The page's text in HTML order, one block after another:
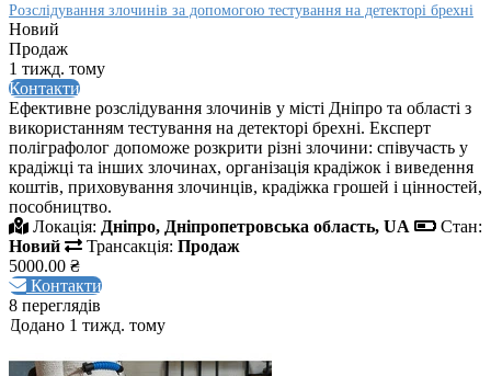
Розслідування злочинів за допомогою тестування на детекторі брехні
Новий
Продаж
1 тижд. тому
Контакти
Ефективне розслідування злочинів у місті Дніпро та області з
використанням тестування на детекторі брехні. Експерт
поліграфолог допоможе розкрити різні злочини: співучасть у
крадіжці та інших злочинах, організація крадіжок і виведення
коштів, приховування злочинців, крадіжка грошей і цінностей,
пособництво.
Локація: Дніпро, Дніпропетровська область, UA
Стан:
Новий
Трансакція: Продаж
5000.00 ₴
Контакти
8 переглядів
Додано 1 тижд. тому